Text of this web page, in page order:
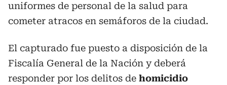
uniformes de personal de la salud para
cometer atracos en semáforos de la ciudad.
El capturado fue puesto a disposición de la
Fiscalía General de la Nación y deberá
responder por los delitos de homicidio